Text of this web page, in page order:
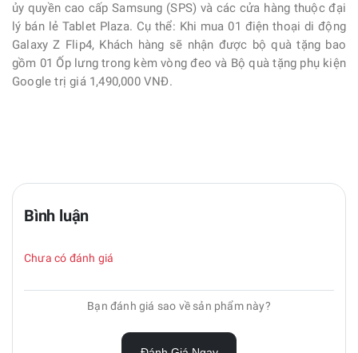
ủy quyền cao cấp Samsung (SPS) và các cửa hàng thuộc đại
lý bán lẻ Tablet Plaza. Cụ thể: Khi mua 01 điện thoại di động
Galaxy Z Flip4, Khách hàng sẽ nhận được bộ quà tặng bao
gồm 01 Ốp lưng trong kèm vòng đeo và Bộ quà tặng phụ kiện
Google trị giá 1,490,000 VNĐ.
Bình luận
Chưa có đánh giá
Bạn đánh giá sao về sản phẩm này?